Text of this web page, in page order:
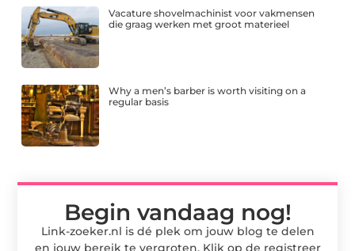
Vacature shovelmachinist voor vakmensen
die graag werken met groot materieel
Why a men’s barber is worth visiting on a
regular basis
Begin vandaag nog!
Link-zoeker.nl is dé plek om jouw blog te delen
en jouw bereik te vergroten. Klik op de registreer